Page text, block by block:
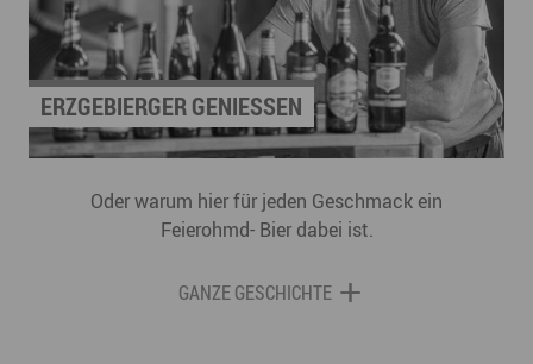
ERZGEBIERGER GENIESSEN
Oder warum hier für jeden Geschmack ein
Feierohmd- Bier dabei ist.
GANZE GESCHICHTE